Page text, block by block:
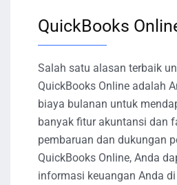
QuickBooks
Salah satu alasan terbaik
QuickBooks Online adalah
biaya bulanan untuk
banyak fitur akuntansi dan
pembaruan dan dukungan
QuickBooks Online, Anda
informasi keuangan Anda